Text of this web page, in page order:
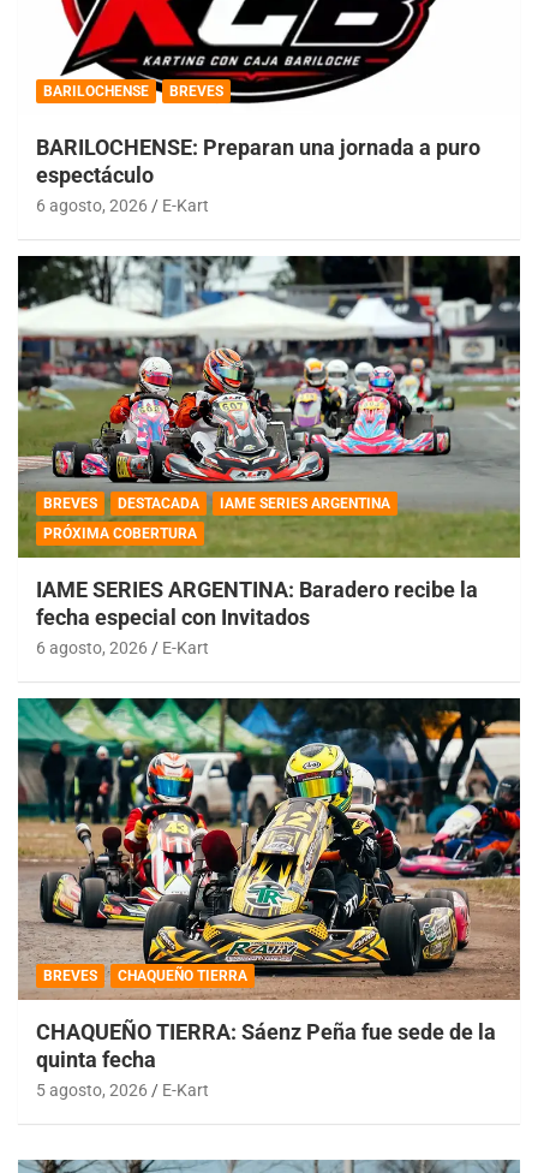
BARILOCHENSE BREVES
BARILOCHENSE: Preparan una jornada a puro
espectáculo
6 agosto, 2026 E-Kart
BREVES DESTACADA
IAME SERIES ARGENTINA
PRÓXIMA COBERTURA
IAME SERIES ARGENTINA: Baradero recibe la
fecha especial con Invitados
6 agosto, 2026 E-Kart
BREVES CHAQUEÑO TIERRA
CHAQUEÑO TIERRA: Sáenz Peña fue sede de la
quinta fecha
5 agosto, 2026 E-Kart